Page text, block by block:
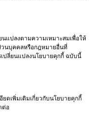
แปลงตามความเหมาะสมเพื่อให้
วนบุคคลหรือกฎหมายอื่นที่
เปลี่ยนแปลงนโยบายคุกกี้ ฉบับนี้
ยดเพิ่มเติมเกี่ยวกับนโยบายคุกกี้
ต่อ